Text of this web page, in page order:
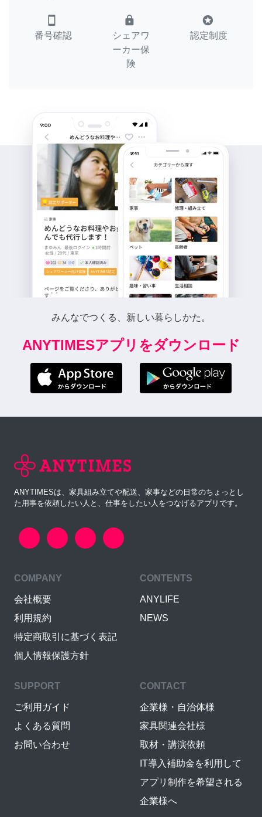
smartphone
番号確認
lock
シェアワ
ーカー保
険
stars
認定制度
みんなでつくる、新しい暮らしかた。
ANYTIMESアプリをダウンロード
ANYTIMESは、家具組み立てや配送、家事などの日常のちょっとし
た用事を依頼したい人と、仕事をしたい人をつなげるアプリです。
COMPANY
会社概要
利用規約
特定商取引に基づく表記
個人情報保護方針
CONTENTS
ANYLIFE
NEWS
SUPPORT
ご利用ガイド
よくある質問
お問い合わせ
CONTACT
企業様・自治体様
家具関連会社様
取材・講演依頼
IT導入補助金を利用して
アプリ制作を希望される
企業様へ